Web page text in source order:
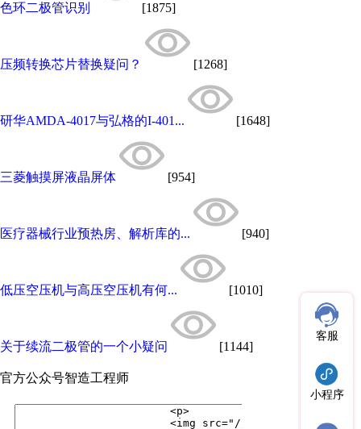
色环二极管识别 [1875]
压频转换芯片替换疑问？ [1268]
研华AMDA-4017与弘格的I-401... [1648]
三菱触摸屏液晶屏体 [954]
医疗器械行业预热房、解析库的... [940]
低压空压机与高压空压机有何... [1010]
关于续流二极管的一个小疑问 [1144]
官方公众号智造工程师
客服
小程序